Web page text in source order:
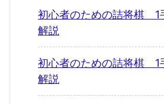
初心者のための詰将棋 1
解説
初心者のための詰将棋 1
解説